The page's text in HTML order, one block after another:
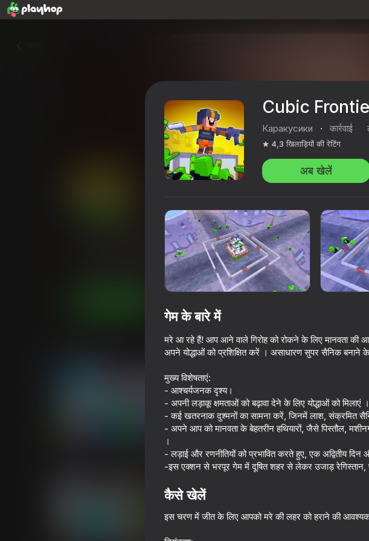
Cubic Frontier: Zombie Robby
12+
लड़कों के लिए Каракусики
Mine Fight! Cut Mob Army!
66
Battle of the Soldiers: Red
vs Blue
53
Main
Ragdoll
Cubic
Каракусики · कार्रवाई
4,3 खिलाड़ियों की रेटिंग
अब खेलें
गेम के बारे में
मरे आ रहे हैं! आप आने वाले गिरोह को रोकने के लिए मानवता की
अपने योद्धाओं को प्रशिक्षित करें । असाधारण सुपर सैनिक बनाने के
मुख्य विशेषताएं:
- आश्चर्यजनक दृश्य।
- अपनी लड़ाकू क्षमताओं को बढ़ावा देने के लिए योद्धाओं को मिलाएं ।
- कई खतरनाक दुश्मनों का सामना करें, जिनमें लाश, संक्रमित
- अपने आप को मानवता के बेहतरीन हथियारों, जैसे पिस्तौल,
।
- लड़ाई और रणनीतियों को प्रभावित करते हुए, एक अद्वितीय
-इस एक्शन से भरपूर गेम में दूषित शहर से लेकर उजाड़ रेगिस्तान,
कैसे खेलें
इस चरण में जीत के लिए आपको मरे की लहर को हराने की